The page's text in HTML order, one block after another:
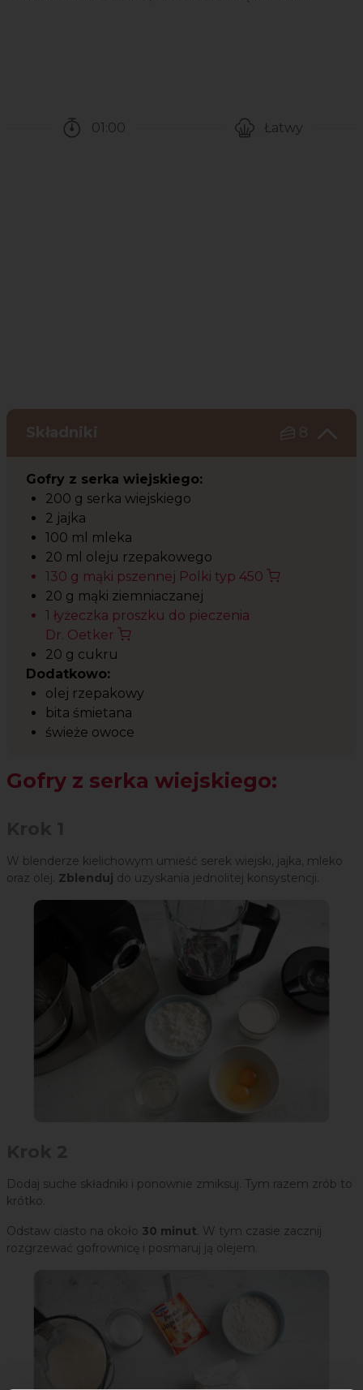
01:00
Łatwy
Składniki 8
Gofry z serka wiejskiego:
200 g serka wiejskiego
2 jajka
100 ml mleka
20 ml oleju rzepakowego
130 g mąki pszennej Polki typ 450
20 g mąki ziemniaczanej
1 łyżeczka proszku do pieczenia
Dr. Oetker
20 g cukru
Dodatkowo:
olej rzepakowy
bita śmietana
świeże owoce
Gofry z serka wiejskiego:
W blenderze kielichowym umieść serek wiejski, jajka, mleko
oraz olej. Zblenduj do uzyskania jednolitej konsystencji.
Dodaj suche składniki i ponownie zmiksuj. Tym razem zrób to
krótko.
Odstaw ciasto na około 30 minut . W tym czasie zacznij
rozgrzewać gofrownicę i posmaruj ją olejem.